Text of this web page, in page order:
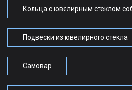
Кольца с ювелирным стеклом
Подвески из ювелирного стекла
Самовар